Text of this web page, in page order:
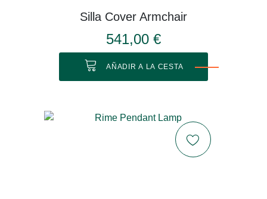
Silla Cover Armchair
541,00 €
AÑADIR A LA CESTA